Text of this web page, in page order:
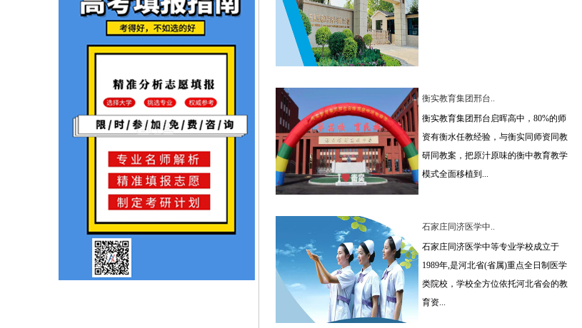
衡实教育集团邢台..
衡实教育集团邢台启晖高中，80%的师
资有衡水任教经验，与衡实同师资同教
研同教案，把原汁原味的衡中教育教学
模式全面移植到...
石家庄同济医学中..
石家庄同济医学中等专业学校成立于
1989年,是河北省(省属)重点全日制医学
类院校，学校全方位依托河北省会的教
育资...